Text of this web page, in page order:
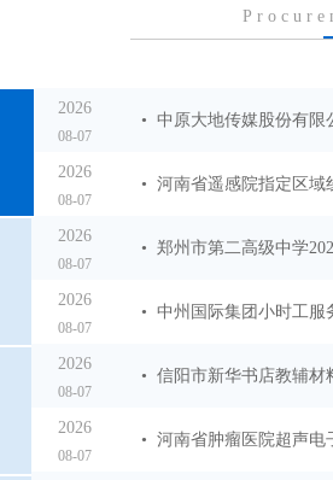
2026
08-07
• 中原大地传媒股份有限
2026
08-07
• 河南省遥感院指定区域
2026
08-07
• 郑州市第二高级中学
2026
08-07
• 中州国际集团小时工服
2026
08-07
• 信阳市新华书店教辅材
2026
08-07
• 河南省肿瘤医院超声电